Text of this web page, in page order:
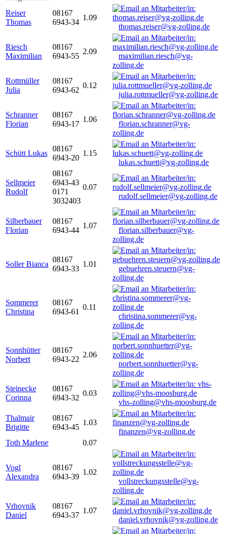
Reiser
Thomas
08167
6943-34
1.09
thomas.reiser@vg-zolling.de
Riesch
Maximilian
08167
6943-55
2.09
maximilian.riesch@vg-
zolling.de
Rottmüller
Julia
08167
6943-62
0.12
julia.rottmueller@vg-zolling.de
Schranner
Florian
08167
6943-17
1.06
florian.schranner@vg-
zolling.de
Schütt Lukas
08167
6943-20
1.15
lukas.schuett@vg-zolling.de
Sellmeier
Rudolf
08167
6943-43
0171
3032403
0.07
rudolf.sellmeier@vg-zolling.de
Silberbauer
Florian
08167
6943-44
1.07
florian.silberbauer@vg-
zolling.de
Soller Bianca
08167
6943-33
1.01
gebuehren.steuern@vg-
zolling.de
Sommerer
Christina
08167
6943-61
0.11
christina.sommerer@vg-
zolling.de
Sonnhütter
Norbert
08167
6943-22
2.06
norbert.sonnhuetter@vg-
zolling.de
Steinecke
Corinna
08167
6943-32
0.03
vhs-zolling@vhs-moosburg.de
Thalmair
Brigitte
08167
6943-45
1.03
finanzen@vg-zolling.de
Toth Marlene
0.07
Vogl
Alexandra
08167
6943-39
1.02
vollstreckungsstelle@vg-
zolling.de
Vrhovnik
Daniel
08167
6943-37
1.07
daniel.vrhovnik@vg-zolling.de